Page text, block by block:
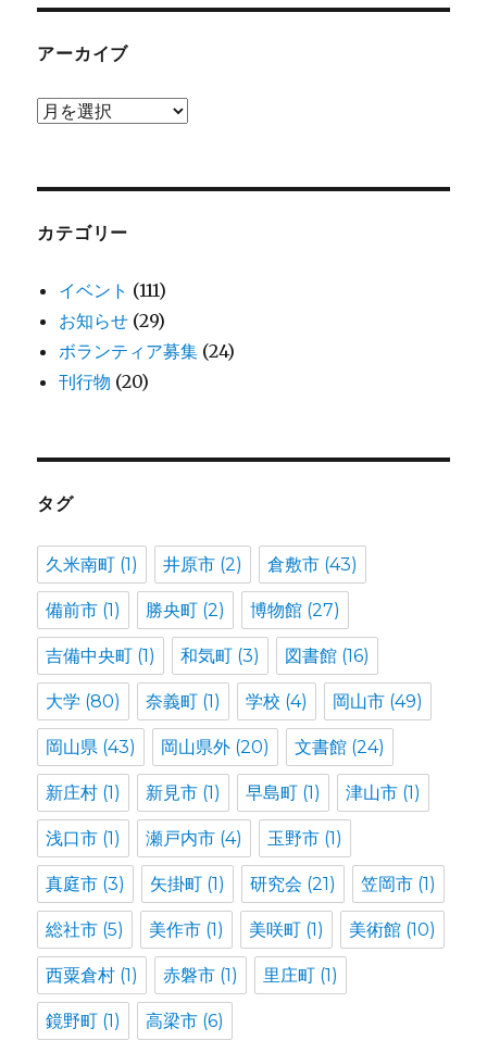
アーカイブ
ア
ブ
カテゴリー
イベント (111)
お知らせ (29)
ボランティア募集 (24)
刊行物 (20)
タグ
久米南町 (1) 井原市 (2) 倉敷市 (43)
備前市 (1) 勝央町 (2) 博物館 (27)
吉備中央町 (1) 和気町 (3) 図書館 (16)
大学 (80) 奈義町 (1) 学校 (4) 岡山市 (49)
岡山県 (43) 岡山県外 (20) 文書館 (24)
新庄村 (1) 新見市 (1) 早島町 (1) 津山市 (1)
浅口市 (1) 瀬戸内市 (4) 玉野市 (1)
真庭市 (3) 矢掛町 (1) 研究会 (21) 笠岡市 (1)
総社市 (5) 美作市 (1) 美咲町 (1) 美術館 (10)
西粟倉村 (1) 赤磐市 (1) 里庄町 (1)
鏡野町 (1) 高梁市 (6)